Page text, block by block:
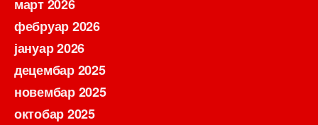
март 2026
фебруар 2026
јануар 2026
децембар 2025
новембар 2025
октобар 2025